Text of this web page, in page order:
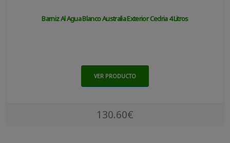
Barniz Al Agua Blanco Australia Exterior Cedria 4 Litros
VER PRODUCTO
130.60€